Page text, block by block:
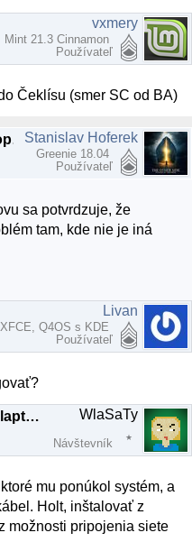
vxmery
Mint 21.3 Cinnamon
Používateľ
Čeklísu (smer SC od BA)
RE: nefungujúce wifi na laptope - lubuntu 16.04 LTSStanislav Hoferek
Greenie 18.04
Používateľ
sa potvrdzuje, že
tam, kde nie je iná
Livan
Q4OS s KDE
Používateľ
RE: nefungujúce wifi na laptope - lubuntu 16.04 LTS WlaSaTy
Návštevník
mu ponúkol systém, a
Holt, inštalovať z
možnosti pripojenia siete